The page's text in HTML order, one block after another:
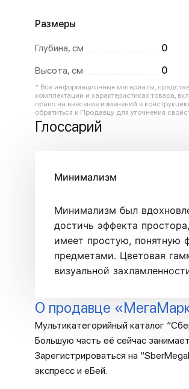
Размеры
Глубина, см 0
Высота, см
0
* Все информационные материалы,
комплектации и характеристиках товара,
право на внесение изменений в
обратиться к Продавцу для уточнения
Глоссарий
Минимализм
Минимализм был
достичь эффекта
имеет простую, понятную
предметами. Цветовая
визуальной
О продавце
Мультикатегорийный каталог
Большую часть её сейчас
Зарегистрироваться на
экспресс и еБей.